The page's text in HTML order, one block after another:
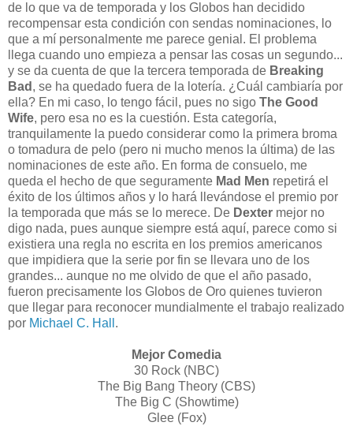
de lo que va de temporada y los Globos han decidido
recompensar esta condición con sendas nominaciones, lo
que a mí personalmente me parece genial. El problema
llega cuando uno empieza a pensar las cosas un segundo...
y se da cuenta de que la tercera temporada de Breaking
Bad , se ha quedado fuera de la lotería. ¿Cuál cambiaría por
ella? En mi caso, lo tengo fácil, pues no sigo The Good
Wife, pero esa no es la cuestión. Esta categoría,
tranquilamente la puedo considerar como la primera broma
o tomadura de pelo (pero ni mucho menos la última) de las
nominaciones de este año. En forma de consuelo, me
queda el hecho de que seguramente Mad Men repetirá el
éxito de los últimos años y lo hará llevándose el premio por
la temporada que más se lo merece. De Dexter mejor no
digo nada, pues aunque siempre está aquí, parece como si
existiera una regla no escrita en los premios americanos
que impidiera que la serie por fin se llevara uno de los
grandes... aunque no me olvido de que el año pasado,
fueron precisamente los Globos de Oro quienes tuvieron
que llegar para reconocer mundialmente el trabajo realizado
por Michael C. Hall .
Mejor Comedia
30 Rock (NBC)
The Big Bang Theory (CBS)
The Big C (Showtime)
Glee (Fox)